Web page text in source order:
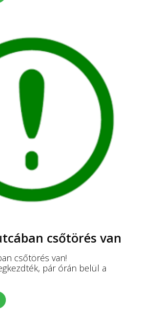
csőtörés van
csőtörés van!
pár órán belül a